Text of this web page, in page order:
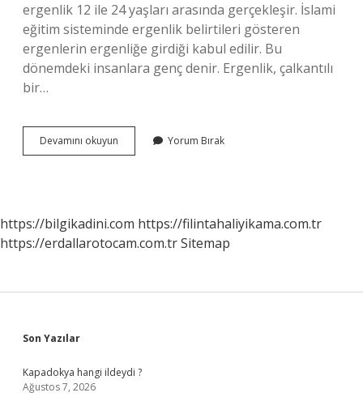
ergenlik 12 ile 24 yaşları arasında gerçekleşir. İslami
eğitim sisteminde ergenlik belirtileri gösteren
ergenlerin ergenliğe girdiği kabul edilir. Bu
dönemdeki insanlara genç denir. Ergenlik, çalkantılı
bir…
Devamını okuyun Dinimizde
Buluğ
Yorum Bırak
https://bilgikadini.com https://filintahaliyikama.com.tr
https://erdallarotocam.com.trSitemap
Sidebar
Son Yazılar
Kapadokya hangi ildeydi ?
Ağustos 7, 2026